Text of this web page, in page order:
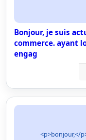
Bonjour, je suis
commerce. ayant
engag
<p>bonjour,</